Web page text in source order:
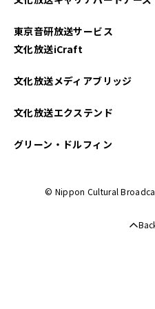
東京音研放送サービス
文化放送iCraft
文化放送メディアブリッジ
文化放送エクステンド
グリーン・ドルフィン
© Nippon Cultural